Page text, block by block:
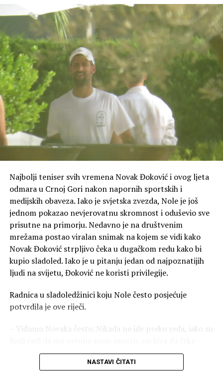
Najbolji teniser svih vremena Novak Đoković i ovog ljeta
odmara u Crnoj Gori nakon napornih sportskih i
medijskih obaveza. Iako je svjetska zvezda, Nole je još
jednom pokazao nevjerovatnu skromnost i oduševio sve
prisutne na primorju. Nedavno je na društvenim
mrežama postao viralan snimak na kojem se vidi kako
Novak Đoković strpljivo čeka u dugačkom redu kako bi
kupio sladoled. Iako je u pitanju jedan od najpoznatijih
ljudi na svijetu, Đoković ne koristi privilegije.
Radnica u sladoledžinici koju Nole često posjećuje
potvrdila je ove riječi.
– Viđamo Novaka često. Nikada ne ide preko reda, iako su
rekla je ona.
NASTAVI ČITATI